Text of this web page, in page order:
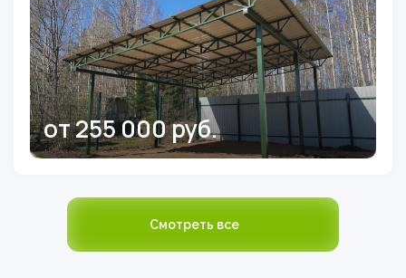
от 255 000 руб.
Смотреть все